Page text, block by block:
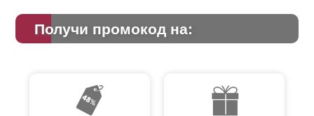
Получи промокод на: